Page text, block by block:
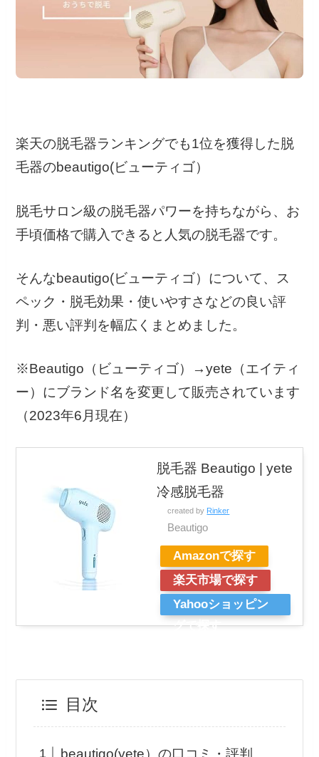
楽天の脱毛器ランキングでも1位を獲得した脱
毛器のbeautigo(ビューティゴ）
脱毛サロン級の脱毛器パワーを持ちながら、お
手頃価格で購入できると人気の脱毛器です。
そんなbeautigo(ビューティゴ）について、ス
ペック・脱毛効果・使いやすさなどの良い評
判・悪い評判を幅広くまとめました。
※Beautigo（ビューティゴ）→yete（エイティ
ー）にブランド名を変更して販売されています
（2023年6月現在）
脱毛器 Beautigo | yete
冷感脱毛器
created by Rinker
Beautigo
Amazonで探す
楽天市場で探す
Yahooショッピン
グで探す
目次
beautigo(yete）の口コミ・評判